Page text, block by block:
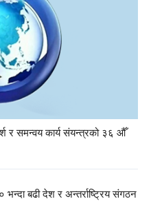
र समन्वय कार्य संयन्त्रको ३६ औँ
बढी देश र अन्तर्राष्ट्रिय संगठन